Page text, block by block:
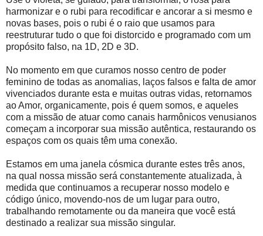
harmonizar e o rubi para recodificar e ancorar a si mesmo e
novas bases, pois o rubi é o raio que usamos para
reestruturar tudo o que foi distorcido e programado com um
propósito falso, na 1D, 2D e 3D.
No momento em que curamos nosso centro de poder
feminino de todas as anomalias, laços falsos e falta de amor
vivenciados durante esta e muitas outras vidas, retornamos
ao Amor, organicamente, pois é quem somos, e aqueles
com a missão de atuar como canais harmônicos venusianos
começam a incorporar sua missão autêntica, restaurando os
espaços com os quais têm uma conexão.
Estamos em uma janela cósmica durante estes três anos,
na qual nossa missão será constantemente atualizada, à
medida que continuamos a recuperar nosso modelo e
código único, movendo-nos de um lugar para outro,
trabalhando remotamente ou da maneira que você está
destinado a realizar sua missão singular.